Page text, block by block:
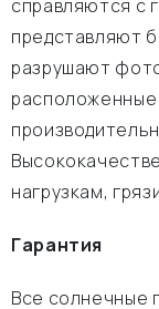
справляются с
представляют
разрушают
расположенные
нагрузкам,
Гарантия
Все солнечные